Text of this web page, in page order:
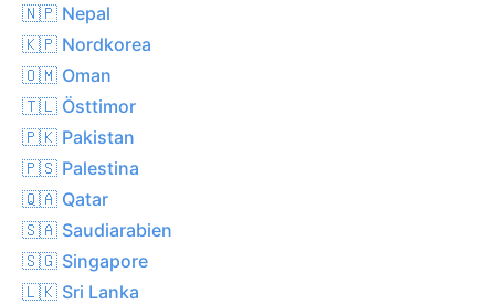
🇳🇵 Nepal
🇰🇵 Nordkorea
🇴🇲 Oman
🇹🇱 Östtimor
🇵🇰 Pakistan
🇵🇸 Palestina
🇶🇦 Qatar
🇸🇦 Saudiarabien
🇸🇬 Singapore
🇱🇰 Sri Lanka